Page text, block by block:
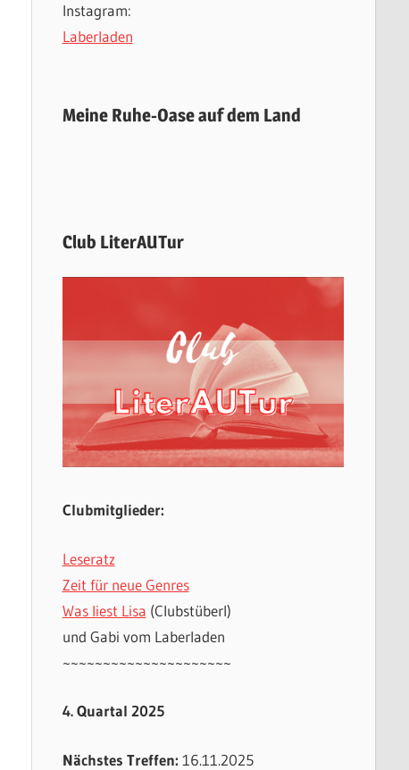
Instagram:
Laberladen
Meine Ruhe-Oase auf dem Land
Club LiterAUTur
Clubmitglieder:
Leseratz
Zeit für neue Genres
Was liest Lisa (Clubstüberl)
und Gabi vom Laberladen
~~~~~~~~~~~~~~~~~~~~~
4. Quartal 2025
Nächstes Treffen: 16.11.2025